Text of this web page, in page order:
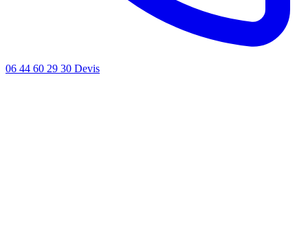
06 44 60 29 30 Devis